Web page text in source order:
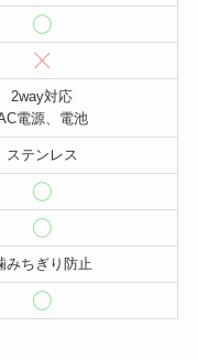
2way対応
電源、電池
ステンレス
みちぎり防止